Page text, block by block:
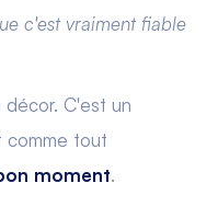
c'est vraiment fiable
décor. C'est un
comme tout
moment.